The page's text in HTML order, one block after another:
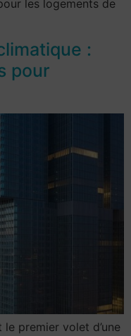
les logements de
:
pour
le premier volet d’une